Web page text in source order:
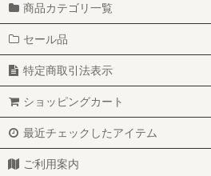
新商品
コロナに負けない応援
コロナ対策
アウトレット
商品カテゴリ一覧
セール品
特定商取引法表示
ショッピングカート
最近チェックしたアイテム
ご利用案内